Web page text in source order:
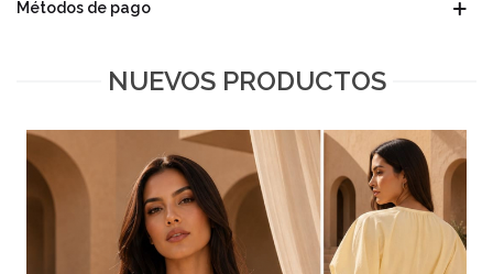
Métodos de pago
NUEVOS PRODUCTOS